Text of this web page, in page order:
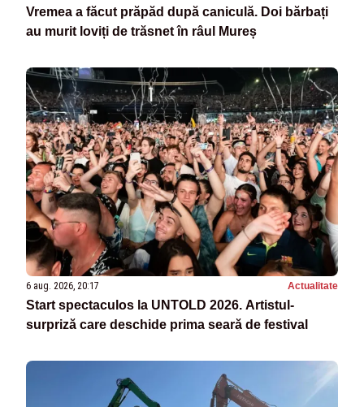
Vremea a făcut prăpăd după caniculă. Doi bărbați
au murit loviți de trăsnet în râul Mureș
6 aug. 2026, 20:17 Actualitate
Start spectaculos la UNTOLD 2026. Artistul-
surpriză care deschide prima seară de festival